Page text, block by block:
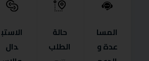
المسا
عدة و
حالة
الطلب
الاستب
دال